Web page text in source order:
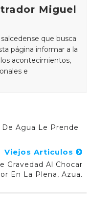
Miguel
que busca
página informar a la
acontecimientos,
e
Agua Le Prende
Viejos Articulos
Gravedad Al Chocar
En La Plena, Azua.